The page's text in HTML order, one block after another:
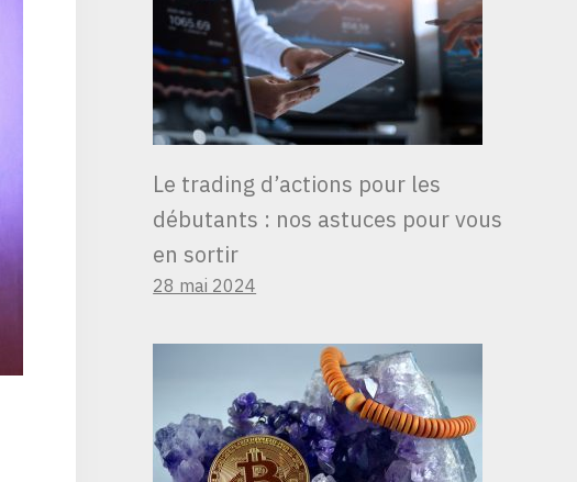
Le trading d’actions pour les
débutants : nos astuces pour vous
en sortir
28 mai 2024